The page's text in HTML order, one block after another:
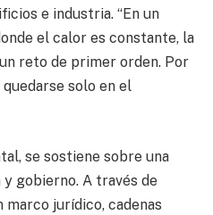
e industria. “En un
el calor es constante, la
reto de primer orden. Por
solo en el
se sostiene sobre una
y gobierno. A través de
jurídico, cadenas